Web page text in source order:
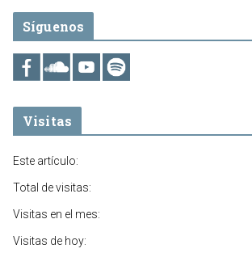
Síguenos
Visitas
Este artículo:
Total de visitas:
Visitas en el mes:
Visitas de hoy: